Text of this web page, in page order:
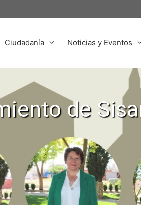
Ciudadanía Noticias y Eventos
de